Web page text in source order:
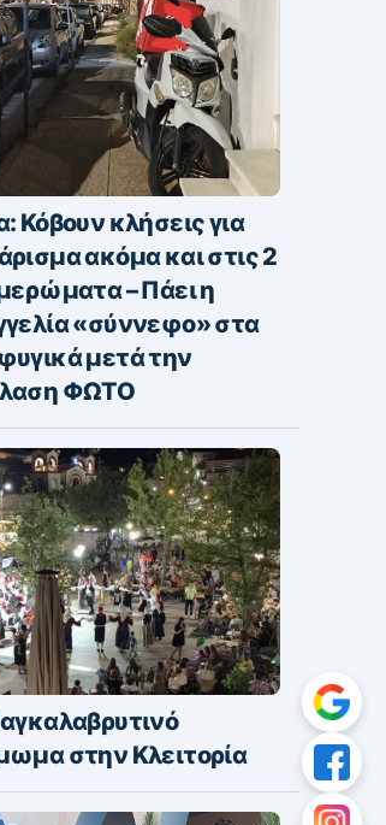
Κόβουν κλήσεις για
ακόμα και στις 2
– Πάει η
«σύννεφο» στα
μετά την
ΦΩΤΟ
στην Κλειτορία